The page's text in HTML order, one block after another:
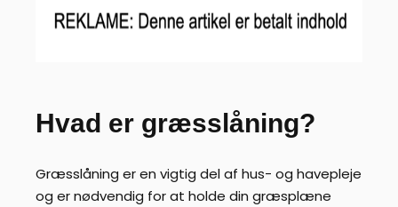
Hvad er græsslåning?
Græsslåning er en vigtig del af hus- og havepleje
og er nødvendig for at holde din græsplæne